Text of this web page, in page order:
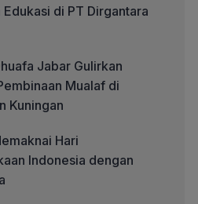
di PT Dirgantara
Jabar Gulirkan
Mualaf di
Kuningan
Hari
Indonesia dengan